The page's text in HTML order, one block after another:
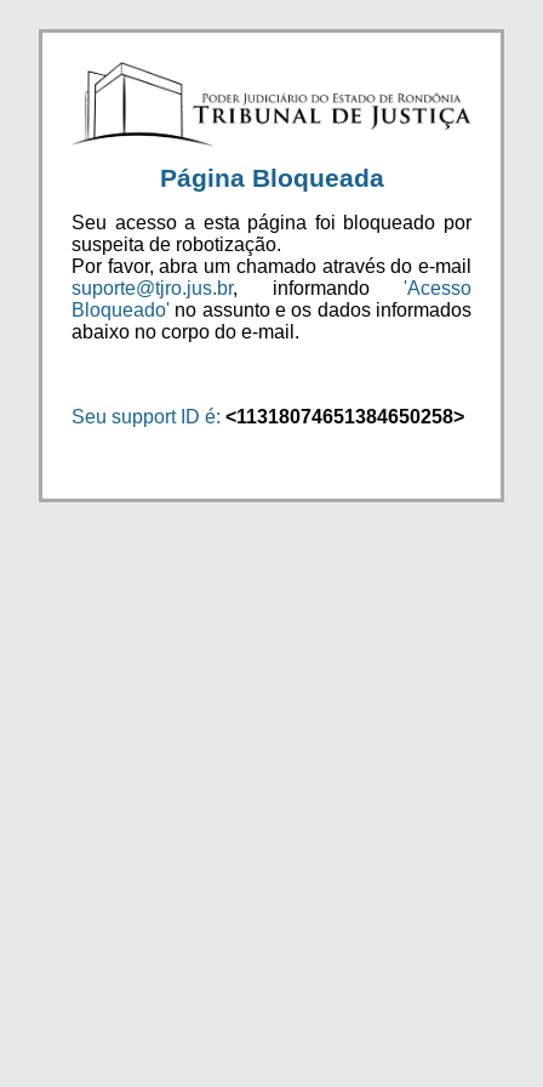
Página Bloqueada
Seu acesso a esta página foi bloqueado por
suspeita de robotização.
Por favor, abra um chamado através do e-mail
suporte@tjro.jus.br, informando 'Acesso
Bloqueado' no assunto e os dados informados
abaixo no corpo do e-mail.
Seu support ID é: <11318074651384650258>